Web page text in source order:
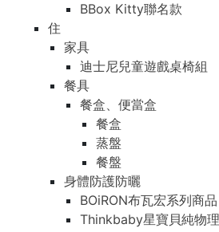
BBox Kitty聯名款
住
家具
迪士尼兒童遊戲桌椅組
餐具
餐盒、便當盒
餐盒
蒸盤
餐盤
身體防護防曬
BOiRON布瓦宏系列商品
Thinkbaby星寶貝純物